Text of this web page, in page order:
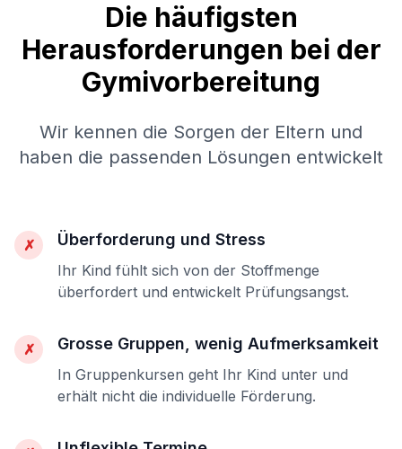
Die häufigsten
Herausforderungen bei der
Gymivorbereitung
Wir kennen die Sorgen der Eltern und
haben die passenden Lösungen entwickelt
✗ Überforderung und Stress
Ihr Kind fühlt sich von der Stoffmenge
überfordert und entwickelt Prüfungsangst.
✗ Grosse Gruppen, wenig Aufmerksamkeit
In Gruppenkursen geht Ihr Kind unter und
erhält nicht die individuelle Förderung.